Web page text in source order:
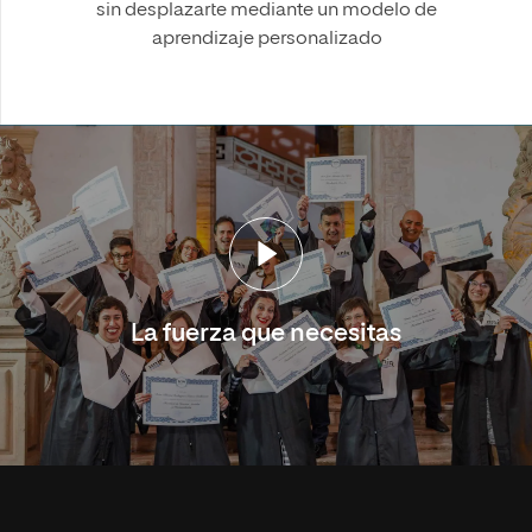
sin desplazarte mediante un modelo de
aprendizaje personalizado
La fuerza que necesitas